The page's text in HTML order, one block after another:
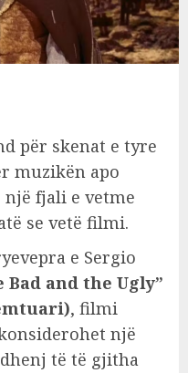
për skenat e tyre
muzikën apo
fjali e vetme
se vetë filmi.
e Sergio
Bad and the Ugly”
, filmi
një
të të gjitha